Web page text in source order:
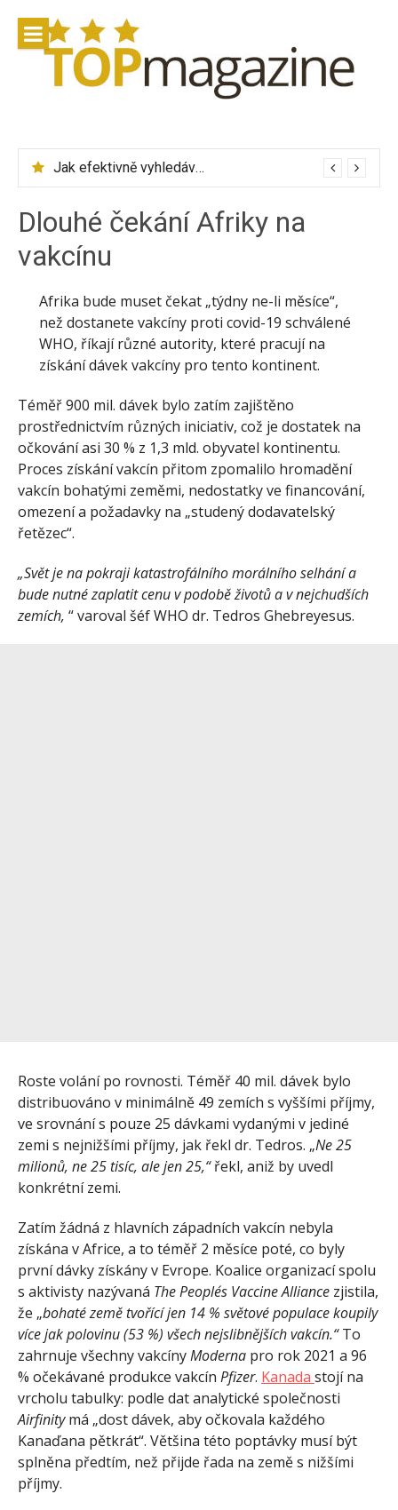
obsah
Jak efektivně vyhledávat letenky přes Skyscanner
Zalando Lounge – značkové oblečení se slevou až 75 %
Dlouhé čekání Afriky na
vakcínu
Afrika bude muset čekat „týdny ne-li měsíce“,
než dostanete vakcíny proti covid-19 schválené
WHO, říkají různé autority, které pracují na
získání dávek vakcíny pro tento kontinent.
Téměř 900 mil. dávek bylo zatím zajištěno
prostřednictvím různých iniciativ, což je dostatek na
očkování asi 30 % z 1,3 mld. obyvatel kontinentu.
Proces získání vakcín přitom zpomalilo hromadění
vakcín bohatými zeměmi, nedostatky ve financování,
omezení a požadavky na „studený dodavatelský
řetězec“.
„Svět je na pokraji katastrofálního morálního selhání a
bude nutné zaplatit cenu v podobě životů a v nejchudších
zemích, “ varoval šéf WHO dr. Tedros Ghebreyesus.
Roste volání po rovnosti. Téměř 40 mil. dávek bylo
distribuováno v minimálně 49 zemích s vyššími příjmy,
ve srovnání s pouze 25 dávkami vydanými v jediné
zemi s nejnižšími příjmy, jak řekl dr. Tedros. „Ne 25
milionů, ne 25 tisíc, ale jen 25,“řekl, aniž by uvedl
konkrétní zemi.
Zatím žádná z hlavních západních vakcín nebyla
získána v Africe, a to téměř 2 měsíce poté, co byly
první dávky získány v Evrope. Koalice organizací spolu
s aktivisty nazývaná The People´s Vaccine Alliance zjistila,
že „bohaté země tvořící jen 14 % světové populace koupily
více jak polovinu (53 %) všech nejslibnějších vakcín.“To
zahrnuje všechny vakcínyModerna pro rok 2021 a 96
% očekávané produkce vakcín Pfizer. Kanada stojí na
vrcholu tabulky: podle dat analytické společnosti
Airfinitymá „dost dávek, aby očkovala každého
Kanaďana pětkrát“. Většina této poptávky musí být
splněna předtím, než přijde řada na země s nižšími
příjmy.